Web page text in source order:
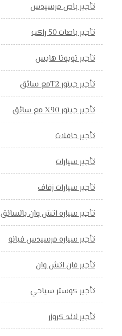
تأجير باص مرسيدس
تأجير باصات 50 راكب
تأجير تويوتا هايس
تأجير جيتور T2مع سائق
تأجير جيتور X90 مع سائق
تأجير حافلات
تأجير سيارات
تأجير سيارات زفاف
تأجير سياره اتش وان بالسائق
تأجير سياره مرسيدس فيانو
تأجير فان اتش وان
تأجير كوستر سياحي
تأجير لاند كروزر